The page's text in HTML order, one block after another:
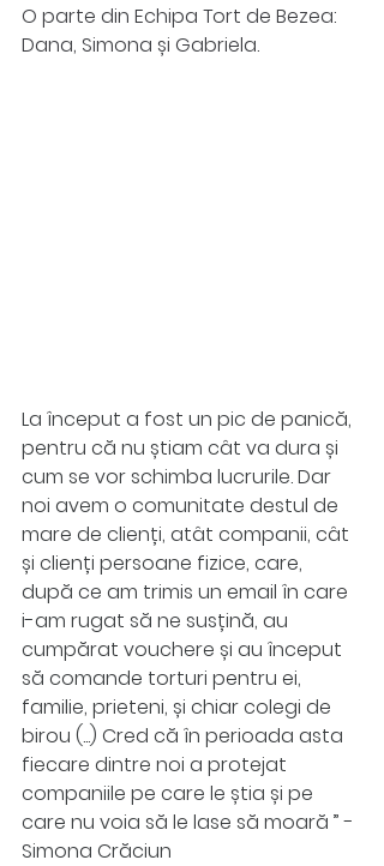
O parte din Echipa Tort de Bezea:
Dana, Simona și Gabriela.
La început a fost un pic de panică,
pentru că nu știam cât va dura și
cum se vor schimba lucrurile. Dar
noi avem o comunitate destul de
mare de clienți, atât companii, cât
și clienți persoane fizice, care,
după ce am trimis un email în care
i-am rugat să ne susțină, au
cumpărat vouchere și au început
să comande torturi pentru ei,
familie, prieteni, și chiar colegi de
birou (...) Cred că în perioada asta
fiecare dintre noi a protejat
companiile pe care le știa și pe
care nu voia să le lase să moară ” -
Simona Crăciun